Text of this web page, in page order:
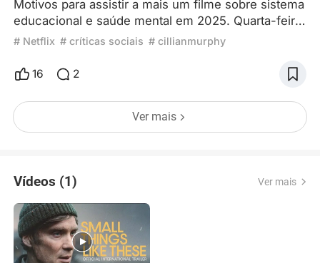
Motivos para assistir a mais um filme sobre sistema
educacional e saúde mental em 2025. Quarta-feira
passada, 15 de outubro, foi dia do professor. Queria
data, mas não consegui, pois estava em aula. Sabe
lembrado fora de seu ambiente de costume. Eu
estava em aula como aluno e não professor,
mesmo hab
# Netflix # críticas sociais # cillianmurphy
16 2
Ver mais
Vídeos (1) Ver mais